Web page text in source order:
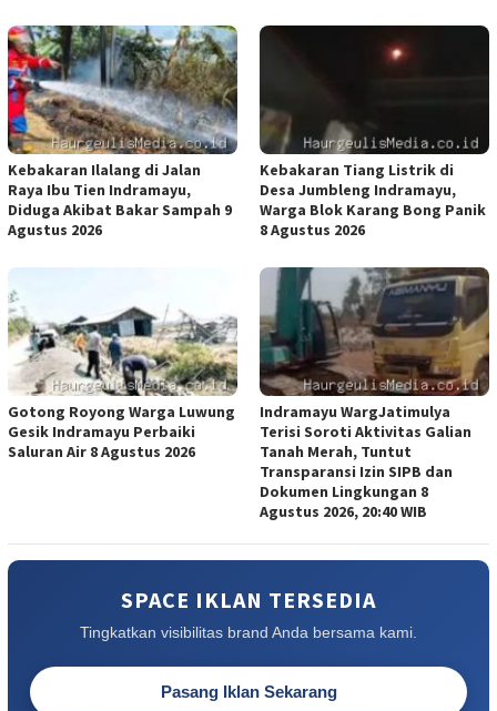
Kebakaran Ilalang di Jalan
Raya Ibu Tien Indramayu,
Diduga Akibat Bakar Sampah 9
Agustus 2026
Kebakaran Tiang Listrik di
Desa Jumbleng Indramayu,
Warga Blok Karang Bong Panik
8 Agustus 2026
Gotong Royong Warga Luwung
Gesik Indramayu Perbaiki
Saluran Air 8 Agustus 2026
Indramayu WargJatimulya
Terisi Soroti Aktivitas Galian
Tanah Merah, Tuntut
Transparansi Izin SIPB dan
Dokumen Lingkungan 8
Agustus 2026, 20:40 WIB
SPACE IKLAN TERSEDIA
Tingkatkan visibilitas brand Anda bersama kami.
Pasang Iklan Sekarang